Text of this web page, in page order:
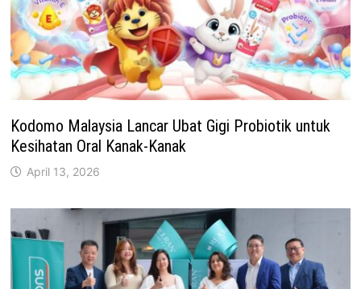
Kodomo Malaysia Lancar Ubat Gigi Probiotik untuk
Kesihatan Oral Kanak-Kanak
April 13, 2026